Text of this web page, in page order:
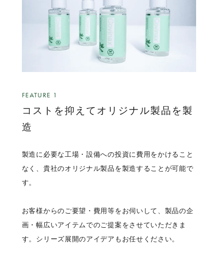
FEATURE 1
コストを抑えてオリジナル製品を製
造
製造に必要な工場・設備への投資に費用をかけること
なく、貴社のオリジナル製品を製造することが可能で
す。
お客様からのご要望・費用等をお伺いして、製品の企
画・幅広いアイテムでのご提案をさせていただきま
す。シリーズ展開のアイデアもお任せください。